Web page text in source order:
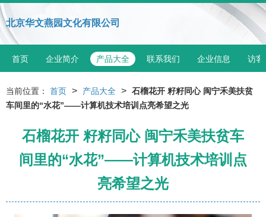
北京华文燕园文化有限公司
首页 企业简介 产品大全 联系我们 企业信息 访客
当前位置： 首页 > 产品大全 > 石榴花开 籽籽同心 闽宁禾美扶贫
车间里的“水花”——计算机技术培训点亮希望之光
石榴花开 籽籽同心 闽宁禾美扶贫车
间里的“水花”——计算机技术培训点
亮希望之光